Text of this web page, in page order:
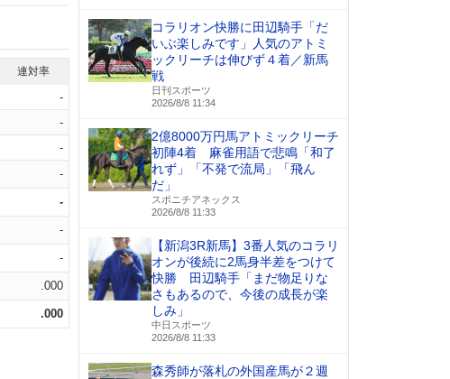
連対率
-
-
-
-
-
-
-
.000
.000
コラリオン快勝に田辺騎手「だ
いぶ楽しみです」人気のアトミ
ックリーチは伸びず４着／新馬
戦
日刊スポーツ
2026/8/8 11:34
2億8000万円馬アトミックリーチ
初陣4着 麻雀用語で悲鳴「和了
れず」「不発で流局」「飛ん
だ」
スポニチアネックス
2026/8/8 11:33
【新潟3R新馬】3番人気のコラリ
オンが後続に2馬身半差をつけて
快勝 田辺騎手「まだ物足りな
さもあるので、今後の成長が楽
しみ」
中日スポーツ
2026/8/8 11:33
森秀師が落札の外国産馬が２週